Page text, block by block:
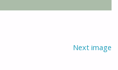
Next image